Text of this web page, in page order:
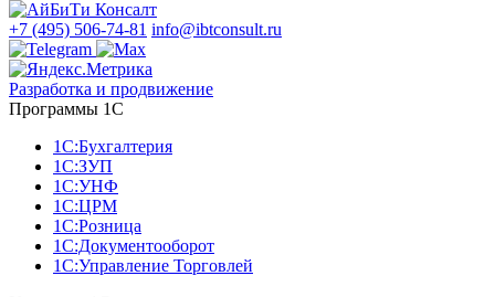
+7 (495) 506-74-81 info@ibtconsult.ru
Разработка и продвижение
Программы 1С
1С:Бухгалтерия
1С:ЗУП
1С:УНФ
1С:ЦРМ
1С:Розница
1С:Документооборот
1С:Управление Торговлей